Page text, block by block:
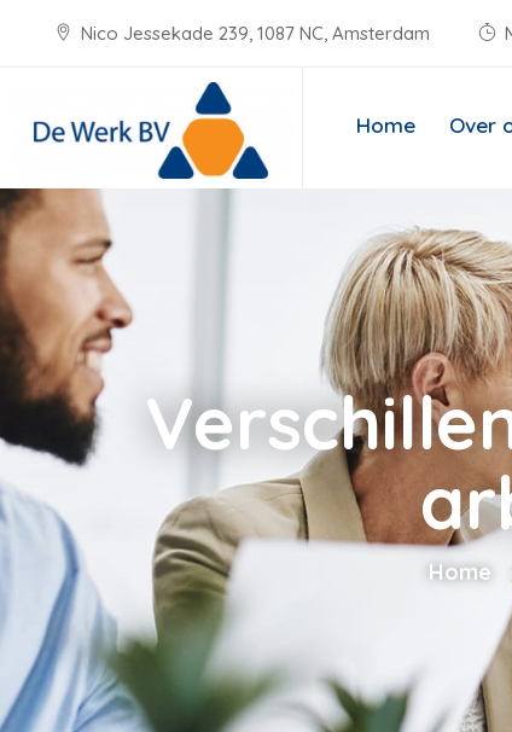
Nico Jessekade 239, 1087 NC, Amsterdam
Home Over
Home